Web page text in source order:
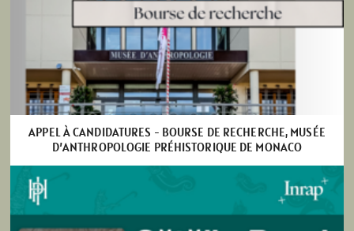
APPEL À CANDIDATURES - BOURSE DE RECHERCHE, MUSÉE
D’ANTHROPOLOGIE PRÉHISTORIQUE DE MONACO